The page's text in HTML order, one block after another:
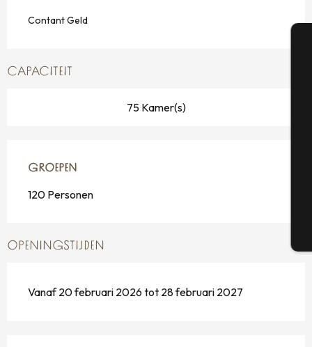
Contant Geld
CAPACITEIT
75 Kamer(s)
GROEPEN
GROEPEN
120 Personen
OPENINGSTIJDEN
Vanaf 20 februari 2026 tot 28 februari 2027